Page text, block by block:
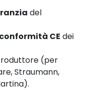
del
CE dei
(per
Straumann,